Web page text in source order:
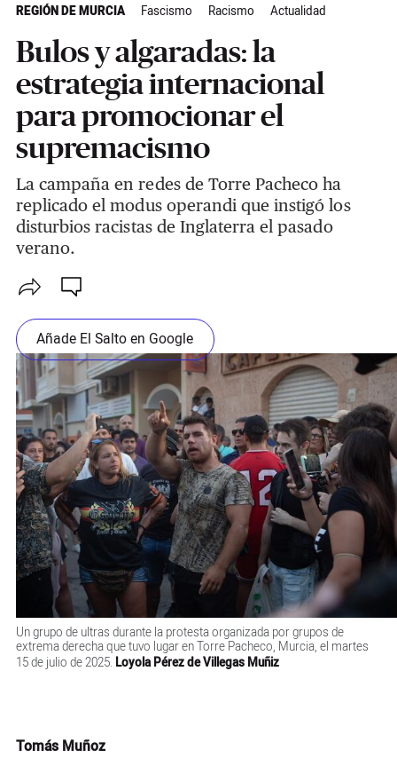
REGIÓN DE MURCIA Fascismo Racismo Actualidad
Bulos y algaradas: la
estrategia internacional
para promocionar el
supremacismo
La campaña en redes de Torre Pacheco ha
replicado el modus operandi que instigó los
disturbios racistas de Inglaterra el pasado
verano.
Añade El Salto en Google
Un grupo de ultras durante la protesta organizada por grupos de
extrema derecha que tuvo lugar en Torre Pacheco, Murcia, el martes
15 de julio de 2025. Loyola Pérez de Villegas Muñiz
Tomás Muñoz